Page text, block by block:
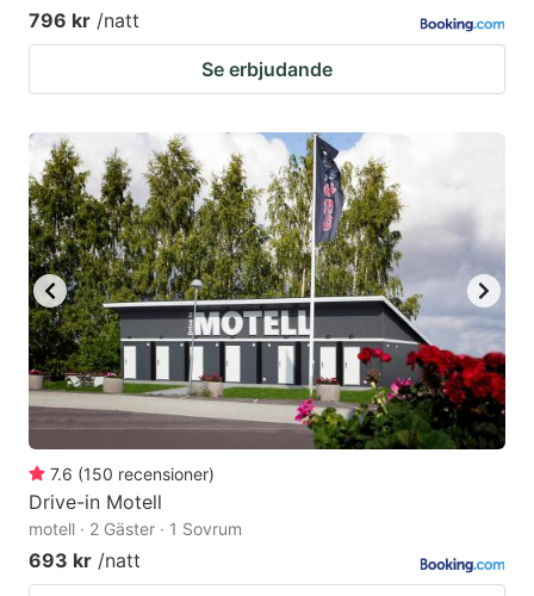
796 kr /natt
Se erbjudande
7.6 (150 recensioner)
Drive-in Motell
motell · 2 Gäster · 1 Sovrum
693 kr /natt